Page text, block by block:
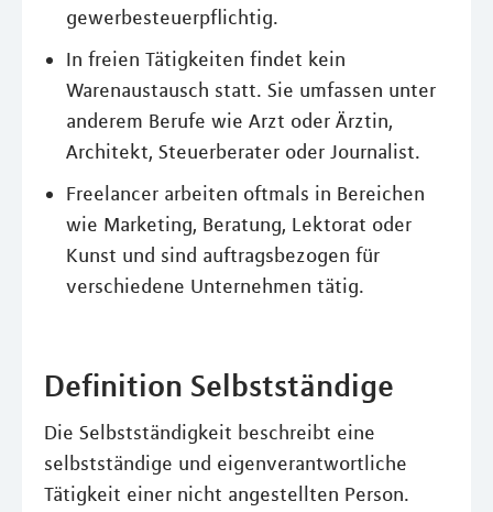
gewerbesteuerpflichtig.
In freien Tätigkeiten findet kein
Warenaustausch statt. Sie umfassen unter
anderem Berufe wie Arzt oder Ärztin,
Architekt, Steuerberater oder Journalist.
Freelancer arbeiten oftmals in Bereichen
wie Marketing, Beratung, Lektorat oder
Kunst und sind auftragsbezogen für
verschiedene Unternehmen tätig.
Definition Selbstständige
Die Selbstständigkeit beschreibt eine
selbstständige und eigenverantwortliche
Tätigkeit einer nicht angestellten Person.